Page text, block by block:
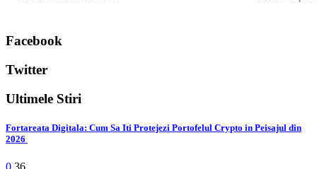
Facebook
Twitter
Ultimele Stiri
Fortareata Digitala: Cum Sa Iti Protejezi Portofelul Crypto in Peisajul din
2026
0 36